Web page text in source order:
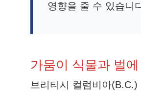
영향을 줄 수 있습니
가뭄이 식물과 벌
브리티시 컬럼비아